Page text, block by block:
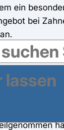
ein
bei
(Brille,